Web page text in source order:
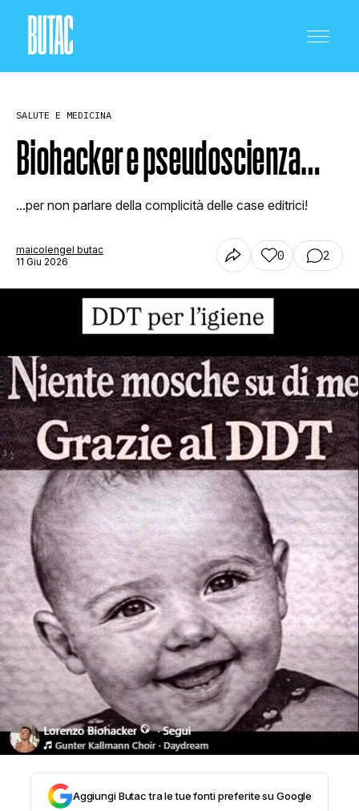
CRONACA E POLITICA
SCIENZA E TECNOLOGIA
SALUTE E MEDICINA
STORIA E CITAZIONI
INTRATTENIMENTO
COMPLOTTI, LEGGENDE URBANE ED
EVERGREEN
EDITORIALI
TRUFFE E SOCIAL NETWORK
CLIMA ED ENERGIA
CONTATTI
SALUTE E MEDICINA
Biohacker e pseudoscienza…
...per non parlare della complicità delle case editrici!
maicolengel butac
11 Giu 2026
0 2
Aggiungi Butac tra le tue fonti preferite su Google